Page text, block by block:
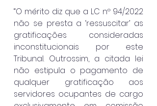
“O mérito diz que a LC nº 94/2022
não se presta a ‘ressuscitar’ as
gratificações consideradas
inconstitucionais por este
Tribunal. Outrossim, a citada lei
não estipula o pagamento de
qualquer gratificação aos
servidores ocupantes de cargo